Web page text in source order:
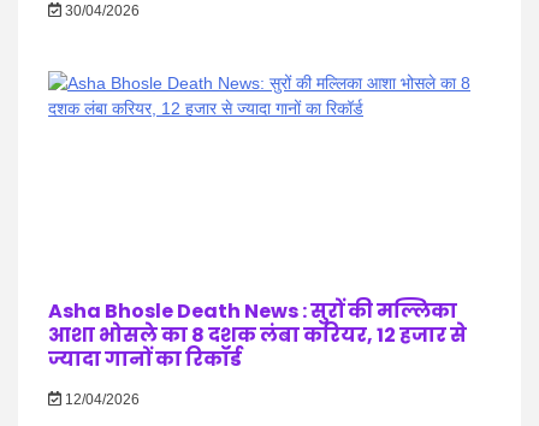
30/04/2026
Asha Bhosle Death News : सुरों की मल्लिका
आशा भोसले का 8 दशक लंबा करियर, 12 हजार से
ज्यादा गानों का रिकॉर्ड
12/04/2026